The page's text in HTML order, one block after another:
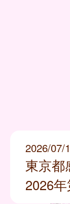
2026/07/
東京都
2026